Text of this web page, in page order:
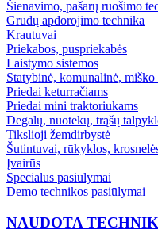
Šienavimo, pašarų ruošimo
Grūdų apdorojimo technika
Krautuvai
Priekabos, puspriekabės
Laistymo sistemos
Statybinė, komunalinė, miško
Priedai keturračiams
Priedai mini traktoriukams
Degalų, nuotekų, trąšų
Tikslioji žemdirbystė
Šutintuvai, rūkyklos,
Įvairūs
Specialūs pasiūlymai
Demo technikos pasiūlymai
NAUDOTA